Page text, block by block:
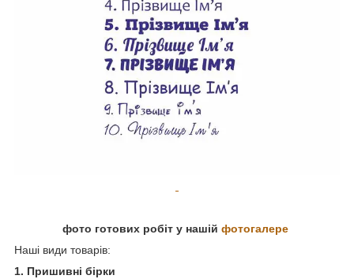
фото готових робіт у нашій фотогалере
Наші види товарів:
1. Пришивні бірки